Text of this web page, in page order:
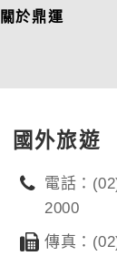
關於鼎運
國外旅遊
電話：
2000
傳真：